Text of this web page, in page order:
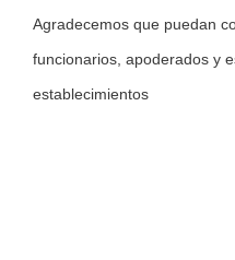
Agradecemos que puedan
funcionarios, apoderados y
establecimientos